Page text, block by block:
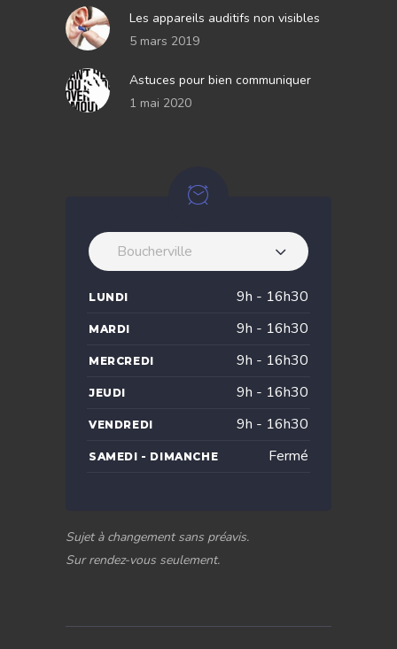
Les appareils auditifs non visibles
5 mars 2019
Astuces pour bien communiquer
1 mai 2020
Boucherville
LUNDI 9h - 16h30
MARDI 9h - 16h30
MERCREDI 9h - 16h30
JEUDI 9h - 16h30
VENDREDI 9h - 16h30
SAMEDI - DIMANCHE Fermé
Sujet à changement sans préavis.
Sur rendez-vous seulement.